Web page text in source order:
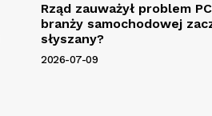
Rząd zauważył problem
branży samochodowej
słyszany?
2026-07-09